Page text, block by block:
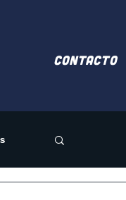
Contacto